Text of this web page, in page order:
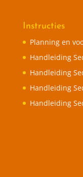
Instructies
Planning en
Handleiding
Handleiding
Handleiding
Handleiding